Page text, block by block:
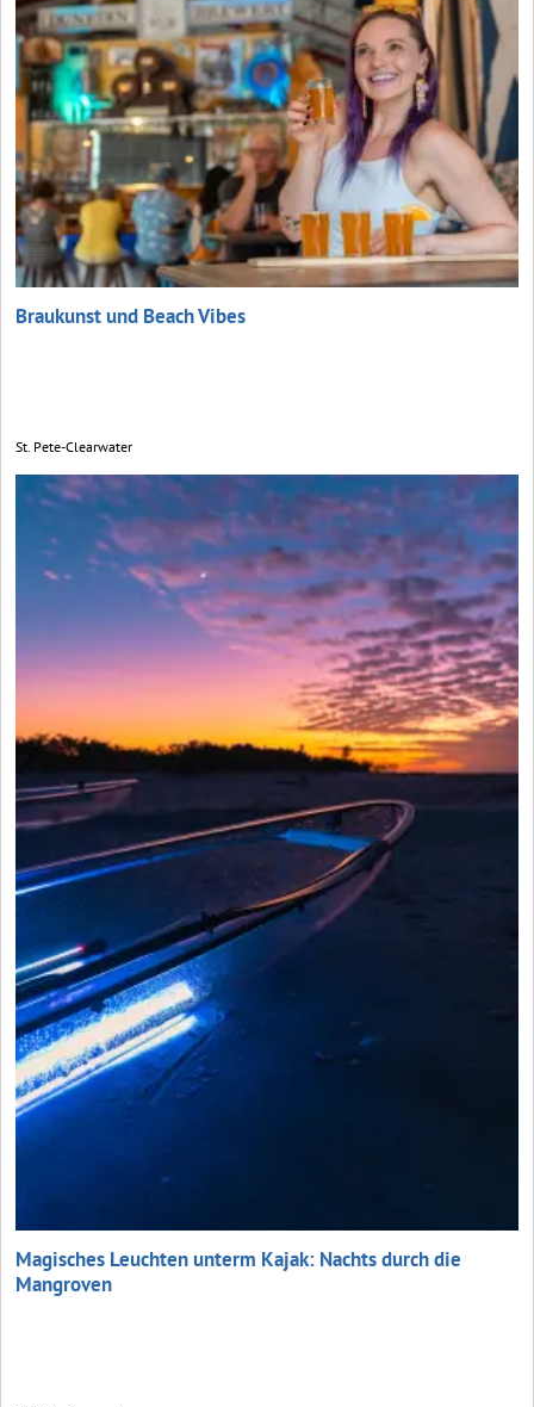
Braukunst und Beach Vibes
St. Pete-Clearwater
Magisches Leuchten unterm Kajak: Nachts durch die
Mangroven